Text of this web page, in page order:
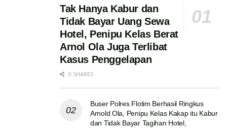
Tak Hanya Kabur dan
Tidak Bayar Uang Sewa
Hotel, Penipu Kelas Berat
Arnol Ola Juga Terlibat
Kasus Penggelapan
0 SHARES
Buser Polres Flotim Berhasil Ringkus
Arnold Ola, Penipu Kelas Kakap itu Kabur
dan Tidak Bayar Tagihan Hotel,